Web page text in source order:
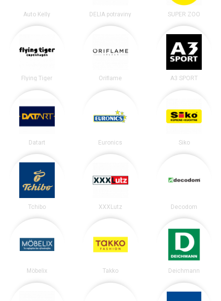
Auto Kelly DELIA potraviny SUPER ZOO
Flying Tiger Oriflame A3 SPORT
Datart Euronics Siko
Tchibo XXXLutz Decodom
Möbelix Takko Deichmann